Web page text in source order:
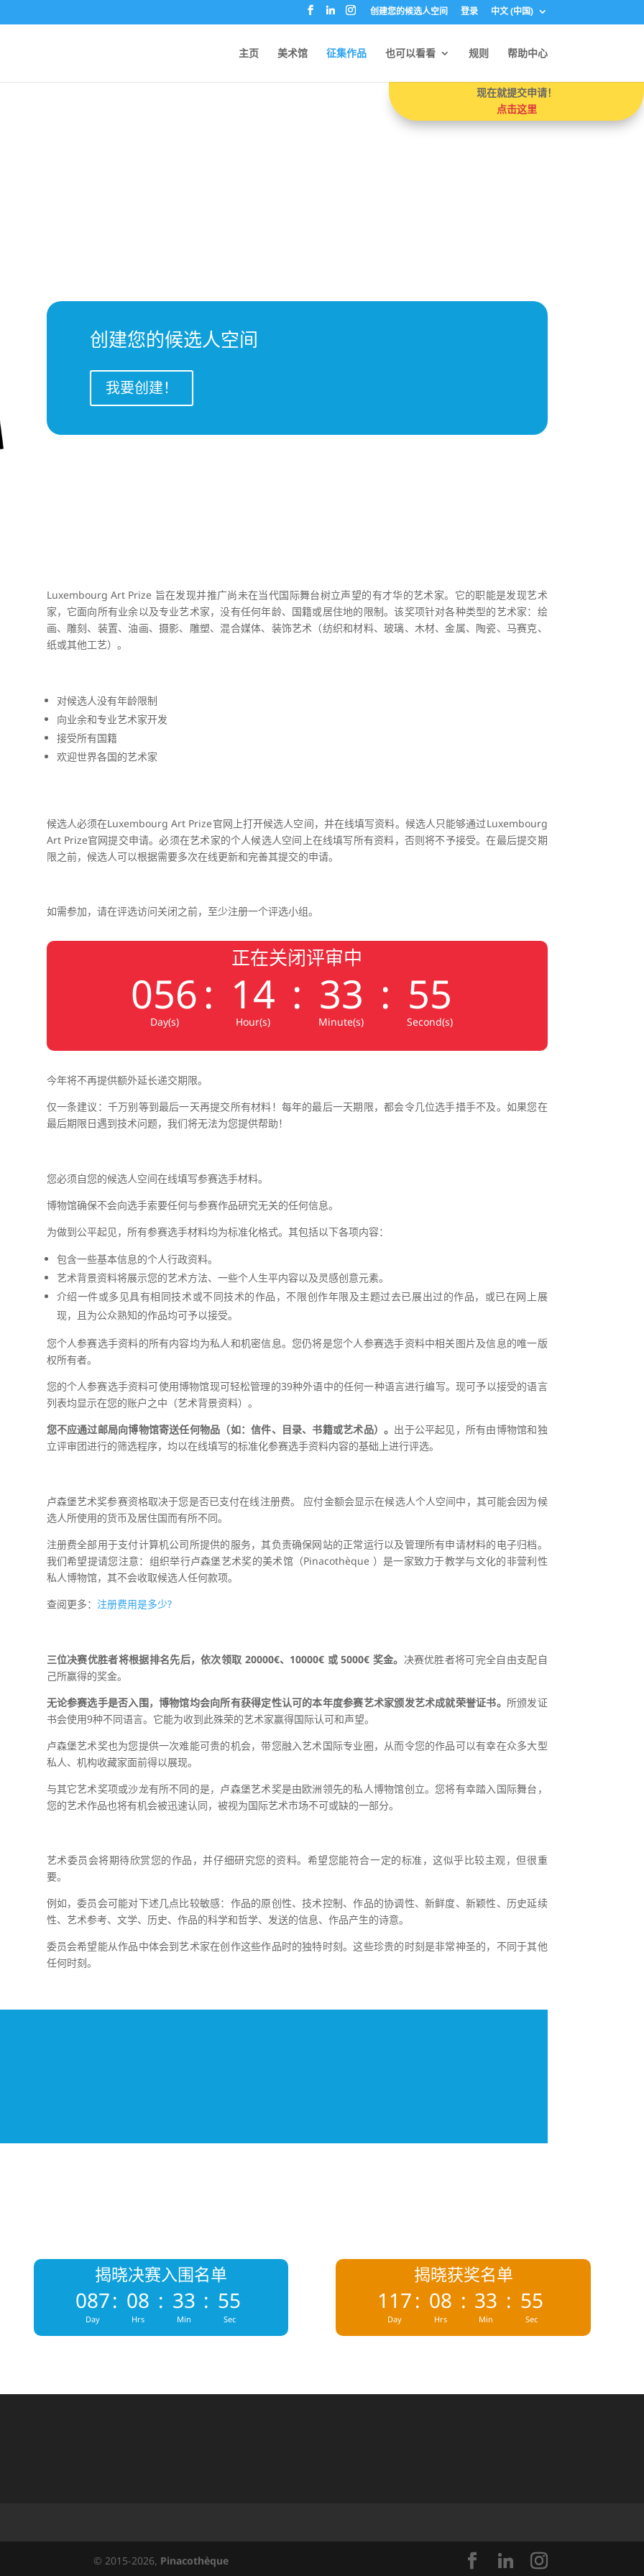
创建您的候选人空间 登录 中文 (中国)
主页 美术馆 征集作品 也可以看看 规则 帮助中心
现在就提交申请！
点击这里
创建您的候选人空间
我要创建！
Luxembourg Art Prize 旨在发现并推广尚未在当代国际舞台树立声望的有才华的艺术家。它的职能是发现艺术
家，它面向所有业余以及专业艺术家，没有任何年龄、国籍或居住地的限制。该奖项针对各种类型的艺术家：绘
画、雕刻、装置、油画、摄影、雕塑、混合媒体、装饰艺术（纺织和材料、玻璃、木材、金属、陶瓷、马赛克、
纸或其他工艺）。
对候选人没有年龄限制
向业余和专业艺术家开发
接受所有国籍
欢迎世界各国的艺术家
候选人必须在Luxembourg Art Prize官网上打开候选人空间，并在线填写资料。候选人只能够通过Luxembourg
Art Prize官网提交申请。必须在艺术家的个人候选人空间上在线填写所有资料，否则将不予接受。在最后提交期
限之前，候选人可以根据需要多次在线更新和完善其提交的申请。
如需参加，请在评选访问关闭之前，至少注册一个评选小组。
正在关闭评审中
056
Day(s)
: 14
Hour(s)
: 33
Minute(s)
: 54
Second(s)
今年将不再提供额外延长递交期限。
仅一条建议：千万别等到最后一天再提交所有材料！每年的最后一天期限，都会令几位选手措手不及。如果您在
最后期限日遇到技术问题，我们将无法为您提供帮助！
您必须自您的候选人空间在线填写参赛选手材料。
博物馆确保不会向选手索要任何与参赛作品研究无关的任何信息。
为做到公平起见，所有参赛选手材料均为标准化格式。其包括以下各项内容：
包含一些基本信息的个人行政资料。
艺术背景资料将展示您的艺术方法、一些个人生平内容以及灵感创意元素。
介绍一件或多见具有相同技术或不同技术的作品，不限创作年限及主题过去已展出过的作品，或已在网上展
现，且为公众熟知的作品均可予以接受。
您个人参赛选手资料的所有内容均为私人和机密信息。您仍将是您个人参赛选手资料中相关图片及信息的唯一版
权所有者。
您的个人参赛选手资料可使用博物馆现可轻松管理的39种外语中的任何一种语言进行编写。现可予以接受的语言
列表均显示在您的账户之中（艺术背景资料）。
您不应通过邮局向博物馆寄送任何物品（如：信件、目录、书籍或艺术品）。 出于公平起见，所有由博物馆和独
立评审团进行的筛选程序，均以在线填写的标准化参赛选手资料内容的基础上进行评选。
卢森堡艺术奖参赛资格取决于您是否已支付在线注册费。 应付金额会显示在候选人个人空间中，其可能会因为候
选人所使用的货币及居住国而有所不同。
注册费全部用于支付计算机公司所提供的服务，其负责确保网站的正常运行以及管理所有申请材料的电子归档。
我们希望提请您注意：组织举行卢森堡艺术奖的美术馆（Pinacothèque ）是一家致力于教学与文化的非营利性
私人博物馆，其不会收取候选人任何款项。
查阅更多： 注册费用是多少?
三位决赛优胜者将根据排名先后，依次领取 20000€、10000€ 或 5000€ 奖金。 决赛优胜者将可完全自由支配自
己所赢得的奖金。
无论参赛选手是否入围，博物馆均会向所有获得定性认可的本年度参赛艺术家颁发艺术成就荣誉证书。 所颁发证
书会使用9种不同语言。它能为收到此殊荣的艺术家赢得国际认可和声望。
卢森堡艺术奖也为您提供一次难能可贵的机会，带您融入艺术国际专业圈，从而令您的作品可以有幸在众多大型
私人、机构收藏家面前得以展现。
与其它艺术奖项或沙龙有所不同的是，卢森堡艺术奖是由欧洲领先的私人博物馆创立。您将有幸踏入国际舞台，
您的艺术作品也将有机会被迅速认同，被视为国际艺术市场不可或缺的一部分。
艺术委员会将期待欣赏您的作品，并仔细研究您的资料。希望您能符合一定的标准，这似乎比较主观，但很重
要。
例如，委员会可能对下述几点比较敏感：作品的原创性、技术控制、作品的协调性、新鲜度、新颖性、历史延续
性、艺术参考、文学、历史、作品的科学和哲学、发送的信息、作品产生的诗意。
委员会希望能从作品中体会到艺术家在创作这些作品时的独特时刻。这些珍贵的时刻是非常神圣的，不同于其他
任何时刻。
揭晓决赛入围名单
087
Day
: 08
Hrs
: 33
Min
: 54
Sec
揭晓获奖名单
117
Day
: 08
Hrs
: 33
Min
: 54
Sec
© 2015-2026, Pinacothèque